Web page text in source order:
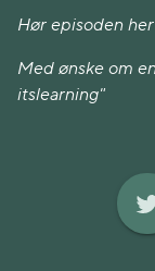
Hør episoden
Med ønske om
itslearning"